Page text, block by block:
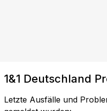
1&1 Deutschland
Letzte Ausfälle und